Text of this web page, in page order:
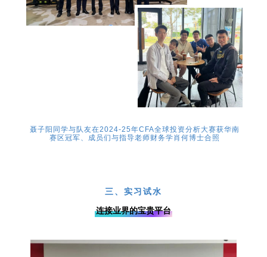
聂子阳同学与队友在2024-25年CFA全球投资分析大赛获华南
赛区冠军、成员们与指导老师财务学肖何博士合照
三、实习试水
连接业界的宝贵平台